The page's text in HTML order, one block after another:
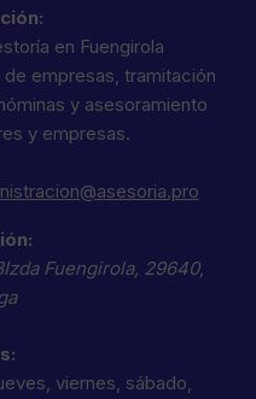
en Fuengirola
empresas, tramitación
y asesoramiento
y empresas.
Fuengirola, 29640,
viernes, sábado,